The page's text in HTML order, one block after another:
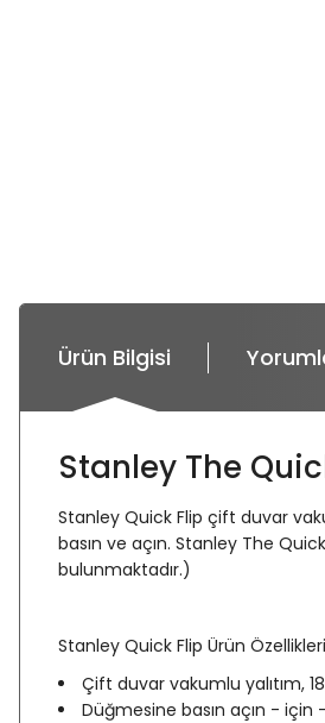
Ürün Bilgisi
Stanley The
Stanley Quick Flip çift duvar
basın ve açın. Stanley The
bulunmaktadır.)
Stanley Quick Flip Ürün Özellikleri
Çift duvar vakumlu yalıtım,
Düğmesine basın açın - için